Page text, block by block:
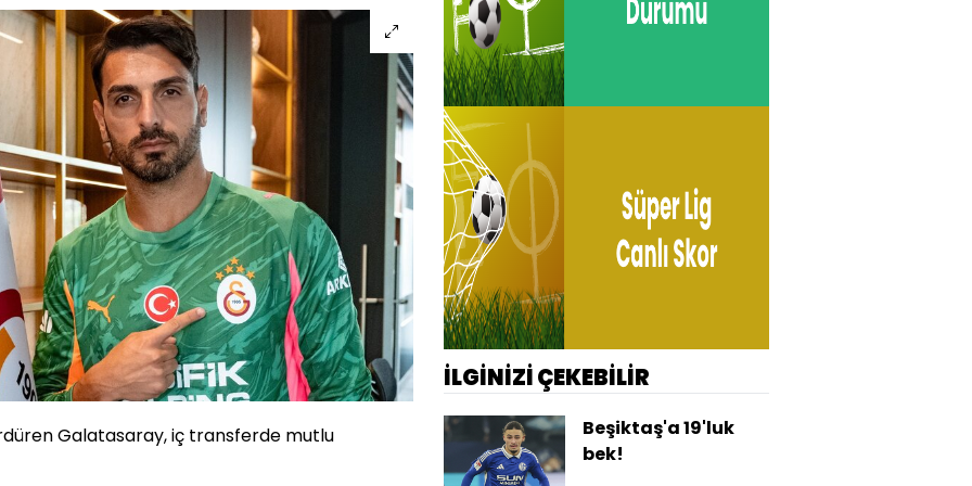
Galatasaray, iç transferde mutlu
İLGİNİZİ ÇEKEBİLİR
Beşiktaş'a 19'luk
bek!